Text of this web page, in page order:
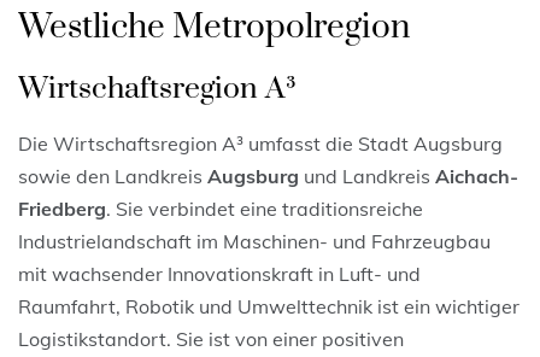
Westliche Metropolregion
Wirtschaftsregion A³
Die Wirtschaftsregion A³ umfasst die Stadt Augsburg
sowie den Landkreis Augsburg und Landkreis Aichach-
Friedberg. Sie verbindet eine traditionsreiche
Industrielandschaft im Maschinen- und Fahrzeugbau
mit wachsender Innovationskraft in Luft- und
Raumfahrt, Robotik und Umwelttechnik ist ein wichtiger
Logistikstandort. Sie ist von einer positiven